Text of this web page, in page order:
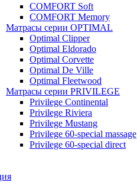
COMFORT Soft
COMFORT Memory
Матрасы серии OPTIMAL
Optimal Clipper
Optimal Eldorado
Optimal Corvette
Optimal De Ville
Optimal Fleetwood
Матрасы серии PRIVILEGE
Privilege Continental
Privilege Riviera
Privilege Mustang
Privilege 60-special massage
Privilege 60-special direct